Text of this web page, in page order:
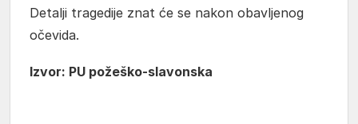
Detalji tragedije znat će se nakon obavljenog
očevida.
Izvor: PU požeško-slavonska